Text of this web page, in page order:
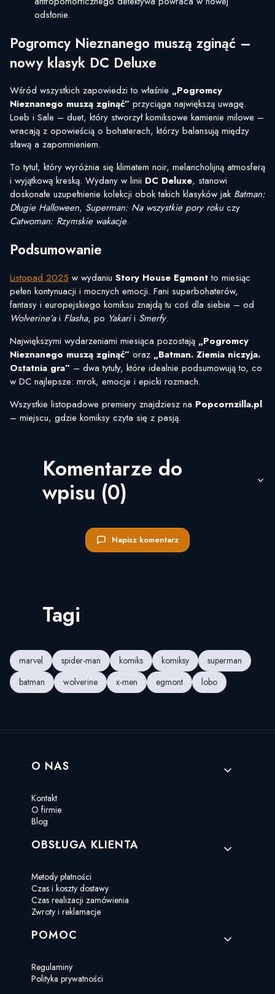
odsłonie.
Pogromcy Nieznanego muszą zginąć –
nowy klasyk DC Deluxe
Wśród wszystkich zapowiedzi to właśnie „Pogromcy
Nieznanego muszą zginąć” przyciąga największą uwagę.
Loeb i Sale – duet, który stworzył komiksowe kamienie milowe –
wracają z opowieścią o bohaterach, którzy balansują między
sławą a zapomnieniem.
To tytuł, który wyróżnia się klimatem noir, melancholijną atmosferą
i wyjątkową kreską. Wydany w linii DC Deluxe, stanowi
doskonałe uzupełnienie kolekcji obok takich klasyków jak Batman:
Długie Halloween, Superman: Na wszystkie pory rokuczy
Catwoman: Rzymskie wakacje.
Podsumowanie
Listopad 2025 w wydaniu Story House Egmontto miesiąc
pełen kontynuacji i mocnych emocji. Fani superbohaterów,
fantasy i europejskiego komiksu znajdą tu coś dla siebie – od
Wolverine’ai Flasha, po Yakarii Smerfy.
Największymi wydarzeniami miesiąca pozostają „Pogromcy
Nieznanego muszą zginąć” oraz „Batman. Ziemia niczyja.
Ostatnia gra” – dwa tytuły, które idealnie podsumowują to, co
w DC najlepsze: mrok, emocje i epicki rozmach.
Wszystkie listopadowe premiery znajdziesz na Popcornzilla.pl
– miejscu, gdzie komiksy czyta się z pasją.
Komentarze do
wpisu (0)
Napisz komentarz
Tagi
marvel spider-man komiks komiksy
superman
batman
wolverine x-men egmont lobo
Linki w stopce
O NAS
Kontakt
O firmie
Blog
OBSŁUGA KLIENTA
Metody płatności
Czas i koszty dostawy
Czas realizacji zamówienia
Zwroty i reklamacje
POMOC
Regulaminy
Polityka prywatności